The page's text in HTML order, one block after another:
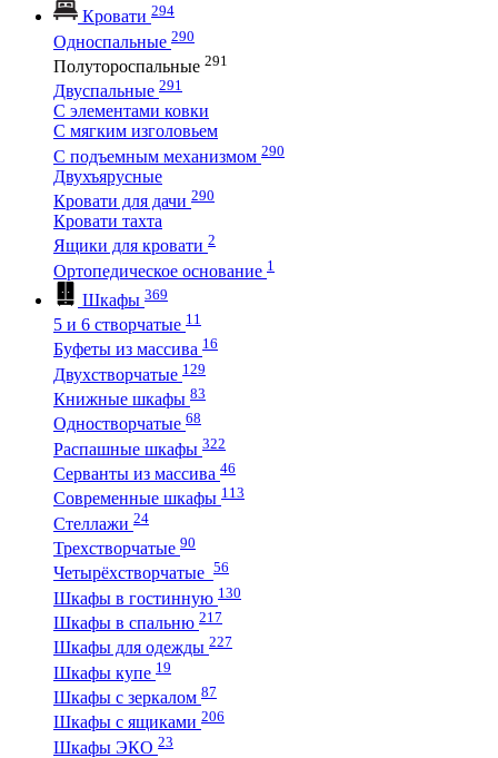
Кровати 294
Односпальные 290
Полутороспальные 291
Двуспальные 291
С элементами ковки
С мягким изголовьем
С подъемным механизмом 290
Двухъярусные
Кровати для дачи 290
Кровати тахта
Ящики для кровати 2
Ортопедическое основание 1
Шкафы 369
5 и 6 створчатые 11
Буфеты из массива 16
Двухстворчатые 129
Книжные шкафы 83
Одностворчатые 68
Распашные шкафы 322
Серванты из массива 46
Современные шкафы 113
Стеллажи 24
Трехстворчатые 90
Четырёхстворчатые 56
Шкафы в гостинную 130
Шкафы в спальню 217
Шкафы для одежды 227
Шкафы купе 19
Шкафы с зеркалом 87
Шкафы с ящиками 206
Шкафы ЭКО 23